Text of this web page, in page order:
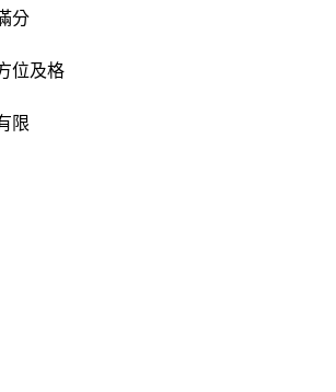
分
位及格
限